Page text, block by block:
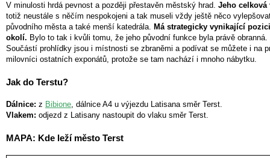
V minulosti hrdá pevnost a později přestavěn městský hrad. Jeho celková
totiž neustále s něčím nespokojeni a tak museli vždy ještě něco
původního města a také menší katedrála. Má strategicky vynikající
okolí. Bylo to tak i kvůli tomu, že jeho původní funkce byla právě obranná.
Součástí prohlídky jsou i místnosti se zbraněmi a podívat se můžete i na
milovníci ostatních exponátů, protože se tam nachází i mnoho nábytku.
Jak do Terstu?
Dálnice: z Bibione, dálnice A4 u výjezdu Latisana směr Terst.
Vlakem: odjezd z Latisany nastoupit do vlaku směr Terst.
MAPA: Kde leží město Terst